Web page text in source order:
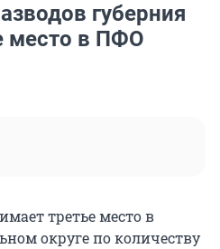
губерния
место в ПФО
третье место в
округе по количеству